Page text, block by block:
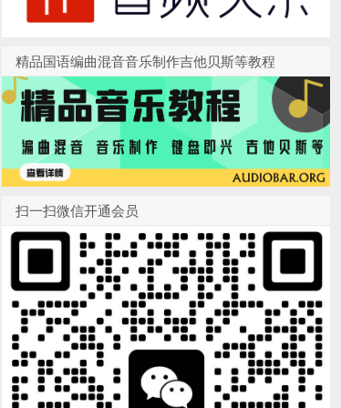
精品国语编曲混音音乐制作吉他贝斯等教程
扫一扫微信开通会员